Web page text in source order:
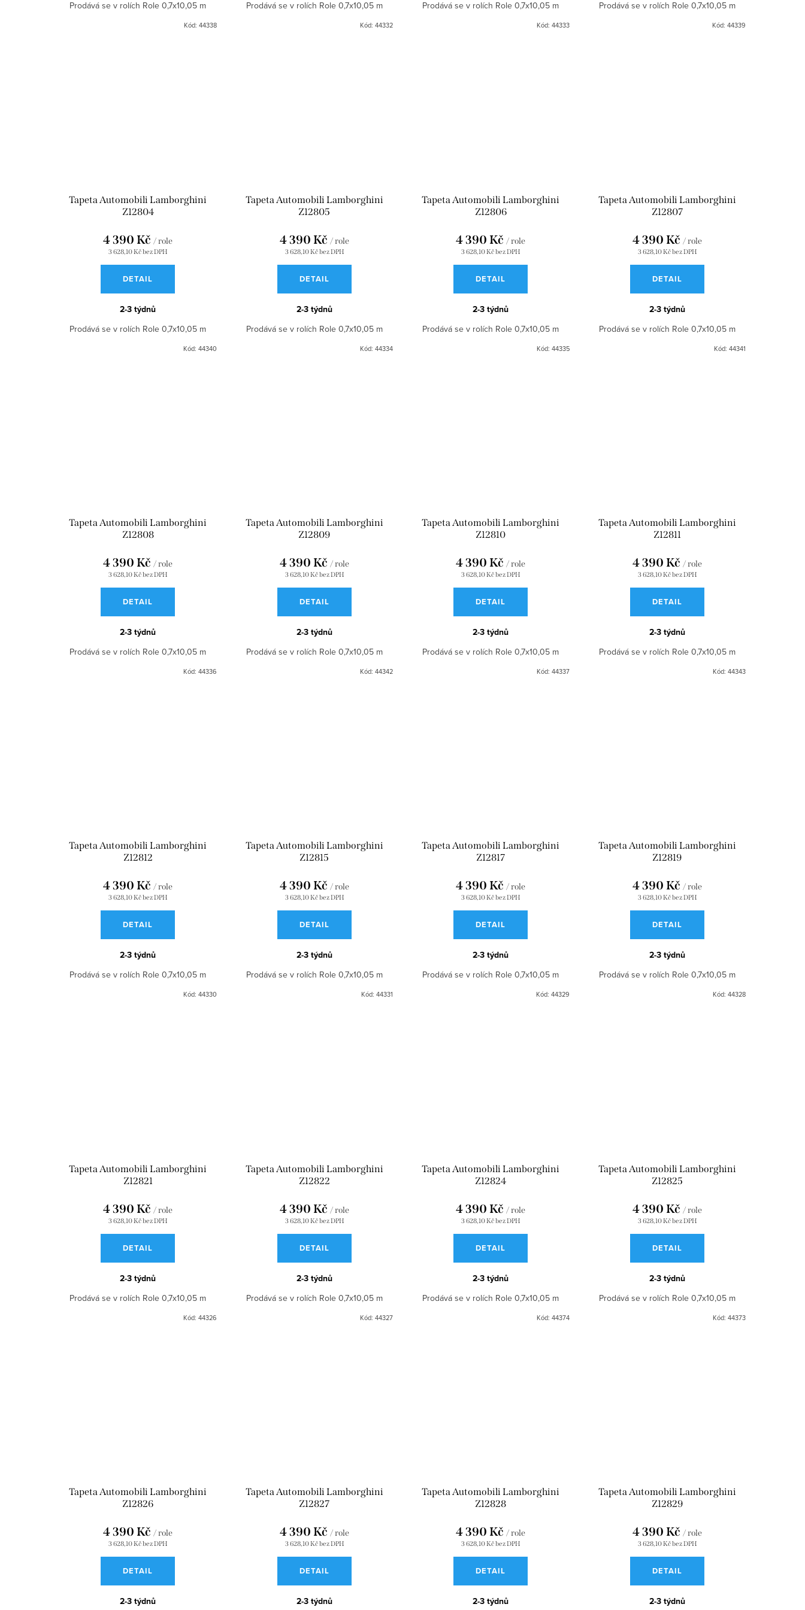
Prodává se v rolích Role 0,7x10,05 m
Kód: 44338
Prodává se v rolích Role 0,7x10,05 m
Kód: 44332
Prodává se v rolích Role 0,7x10,05 m
Kód: 44333
Prodává se v rolích Role 0,7x10,05 m
Kód: 44339
Tapeta Automobili Lamborghini
Z12804
3 628,10 Kč bez DPH
4 390 Kč / role
DETAIL
2-3 týdnů
Prodává se v rolích Role 0,7x10,05 m
Kód: 44340
Tapeta Automobili Lamborghini
Z12805
3 628,10 Kč bez DPH
4 390 Kč / role
DETAIL
2-3 týdnů
Prodává se v rolích Role 0,7x10,05 m
Kód: 44334
Tapeta Automobili Lamborghini
Z12806
3 628,10 Kč bez DPH
4 390 Kč / role
DETAIL
2-3 týdnů
Prodává se v rolích Role 0,7x10,05 m
Kód: 44335
Tapeta Automobili Lamborghini
Z12807
3 628,10 Kč bez DPH
4 390 Kč / role
DETAIL
2-3 týdnů
Prodává se v rolích Role 0,7x10,05 m
Kód: 44341
Tapeta Automobili Lamborghini
Z12808
3 628,10 Kč bez DPH
4 390 Kč/ role
DETAIL
2-3 týdnů
Prodává se v rolích Role 0,7x10,05 m
Kód: 44336
Tapeta Automobili Lamborghini
Z12809
3 628,10 Kč bez DPH
4 390 Kč / role
DETAIL
2-3 týdnů
Prodává se v rolích Role 0,7x10,05 m
Kód: 44342
Tapeta Automobili Lamborghini
Z12810
3 628,10 Kč bez DPH
4 390 Kč/ role
DETAIL
2-3 týdnů
Prodává se v rolích Role 0,7x10,05 m
Kód: 44337
Tapeta Automobili Lamborghini
Z12811
3 628,10 Kč bez DPH
4 390 Kč / role
DETAIL
2-3 týdnů
Prodává se v rolích Role 0,7x10,05 m
Kód: 44343
Tapeta Automobili Lamborghini
Z12812
3 628,10 Kč bez DPH
4 390 Kč/ role
DETAIL
2-3 týdnů
Prodává se v rolích Role 0,7x10,05 m
Kód: 44330
Tapeta Automobili Lamborghini
Z12815
3 628,10 Kč bez DPH
4 390 Kč / role
DETAIL
2-3 týdnů
Prodává se v rolích Role 0,7x10,05 m
Kód: 44331
Tapeta Automobili Lamborghini
Z12817
3 628,10 Kč bez DPH
4 390 Kč/ role
DETAIL
2-3 týdnů
Prodává se v rolích Role 0,7x10,05 m
Kód: 44329
Tapeta Automobili Lamborghini
Z12819
3 628,10 Kč bez DPH
4 390 Kč / role
DETAIL
2-3 týdnů
Prodává se v rolích Role 0,7x10,05 m
Kód: 44328
Tapeta Automobili Lamborghini
Z12821
3 628,10 Kč bez DPH
4 390 Kč / role
DETAIL
2-3 týdnů
Prodává se v rolích Role 0,7x10,05 m
Kód: 44326
Tapeta Automobili Lamborghini
Z12822
3 628,10 Kč bez DPH
4 390 Kč / role
DETAIL
2-3 týdnů
Prodává se v rolích Role 0,7x10,05 m
Kód: 44327
Tapeta Automobili Lamborghini
Z12824
3 628,10 Kč bez DPH
4 390 Kč / role
DETAIL
2-3 týdnů
Prodává se v rolích Role 0,7x10,05 m
Kód: 44374
Tapeta Automobili Lamborghini
Z12825
3 628,10 Kč bez DPH
4 390 Kč / role
DETAIL
2-3 týdnů
Prodává se v rolích Role 0,7x10,05 m
Kód: 44373
Tapeta Automobili Lamborghini
Z12826
3 628,10 Kč bez DPH
4 390 Kč/ role
DETAIL
2-3 týdnů
Tapeta Automobili Lamborghini
Z12827
3 628,10 Kč bez DPH
4 390 Kč / role
DETAIL
2-3 týdnů
Tapeta Automobili Lamborghini
Z12828
3 628,10 Kč bez DPH
4 390 Kč/ role
DETAIL
2-3 týdnů
Tapeta Automobili Lamborghini
Z12829
3 628,10 Kč bez DPH
4 390 Kč / role
DETAIL
2-3 týdnů